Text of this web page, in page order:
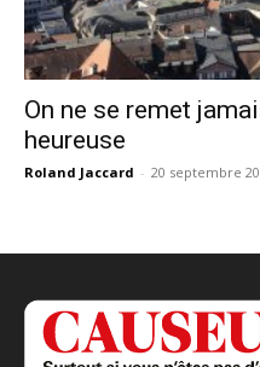
On ne se remet
heureuse
Roland Jaccard - 20 septembre